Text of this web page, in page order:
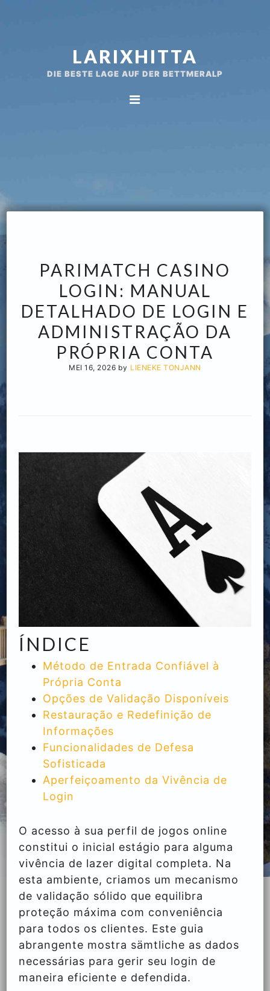
hoofdnavigatieLARIXHITTA
DIE BESTE LAGE AUF DER BETTMERALP
PARIMATCH CASINO
LOGIN: MANUAL
DETALHADO DE LOGIN E
ADMINISTRAÇÃO DA
PRÓPRIA CONTA
MEI 16, 2026 by LIENEKE TONJANN
ÍNDICE
Método de Entrada Confiável à
Própria Conta
Opções de Validação Disponíveis
Restauração e Redefinição de
Informações
Funcionalidades de Defesa
Sofisticada
Aperfeiçoamento da Vivência de
Login
O acesso à sua perfil de jogos online
constitui o inicial estágio para alguma
vivência de lazer digital completa. Na
esta ambiente, criamos um mecanismo
de validação sólido que equilibra
proteção máxima com conveniência
para todos os clientes. Este guia
abrangente mostra sämtliche as dados
necessárias para gerir seu login de
maneira eficiente e defendida.